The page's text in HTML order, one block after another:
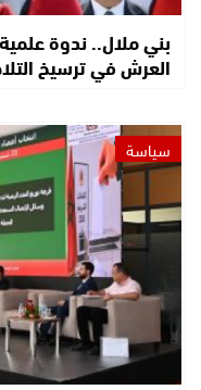
بني ملال.. ندوة
العرش في ترسيخ
سياسة